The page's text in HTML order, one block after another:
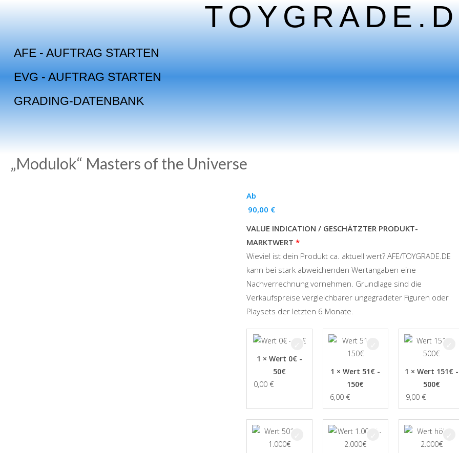
AFE - AUFTRAG STARTEN
EVG - AUFTRAG STARTEN
GRADING-DATENBANK
„Modulok“ Masters of the Universe
Ab
90,00 €
VALUE INDICATION / GESCHÄTZTER PRODUKT-
MARKTWERT
Wieviel ist dein Produkt ca. aktuell wert? AFE/TOYGRADE.DE
kann bei stark abweichenden Wertangaben eine
Nachverrechnung vornehmen. Grundlage sind die
Verkaufspreise vergleichbarer ungegradeter Figuren oder
Playsets der letzten 6 Monate.
1 × Wert 0€ -
50€
0,00 €
1 × Wert 51€ -
150€
6,00 €
1 × Wert 151€ -
500€
9,00 €